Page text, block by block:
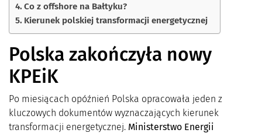
Co z offshore na Bałtyku?
Kierunek polskiej transformacji energetycznej
Polska zakończyła nowy
KPEiK
Po miesiącach opóźnień Polska opracowała jeden z
kluczowych dokumentów wyznaczających kierunek
transformacji energetycznej. Ministerstwo Energii